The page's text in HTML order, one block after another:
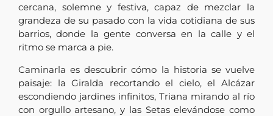
cercana, solemne y festiva, capaz de mezclar la
grandeza de su pasado con la vida cotidiana de sus
barrios, donde la gente conversa en la calle y el
ritmo se marca a pie.
Caminarla es descubrir cómo la historia se vuelve
paisaje: la Giralda recortando el cielo, el Alcázar
escondiendo jardines infinitos, Triana mirando al río
con orgullo artesano, y las Setas elevándose como